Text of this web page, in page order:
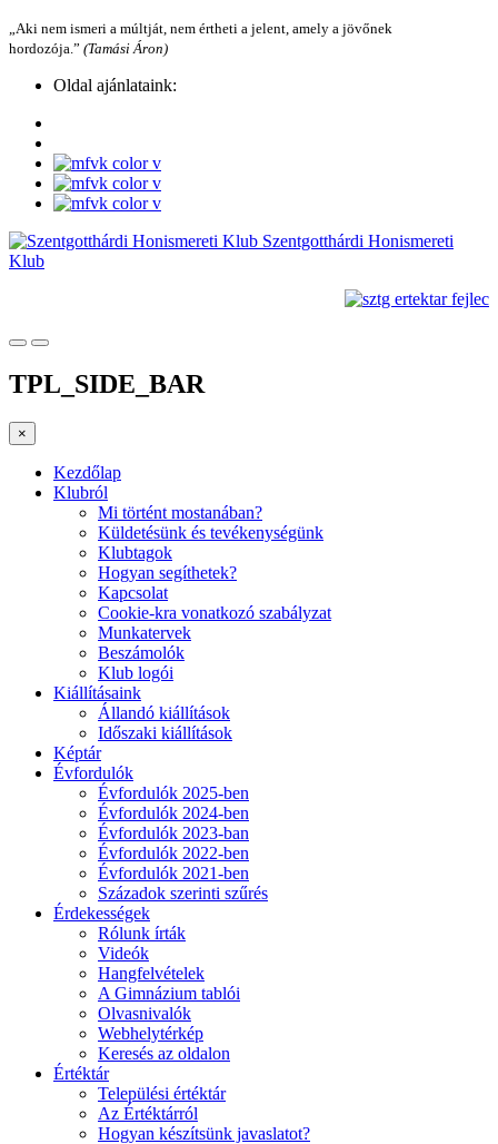
„Aki nem ismeri a múltját, nem értheti a jelent, amely a jövőnek
hordozója.” (Tamási Áron)
Oldal ajánlataink:
Szentgotthárdi Honismereti
Klub
TPL_SIDE_BAR
×
Kezdőlap
Klubról
Mi történt mostanában?
Küldetésünk és tevékenységünk
Klubtagok
Hogyan segíthetek?
Kapcsolat
Cookie-kra vonatkozó szabályzat
Munkatervek
Beszámolók
Klub logói
Kiállításaink
Állandó kiállítások
Időszaki kiállítások
Képtár
Évfordulók
Évfordulók 2025-ben
Évfordulók 2024-ben
Évfordulók 2023-ban
Évfordulók 2022-ben
Évfordulók 2021-ben
Századok szerinti szűrés
Érdekességek
Rólunk írták
Videók
Hangfelvételek
A Gimnázium tablói
Olvasnivalók
Webhelytérkép
Keresés az oldalon
Értéktár
Települési értéktár
Az Értéktárról
Hogyan készítsünk javaslatot?